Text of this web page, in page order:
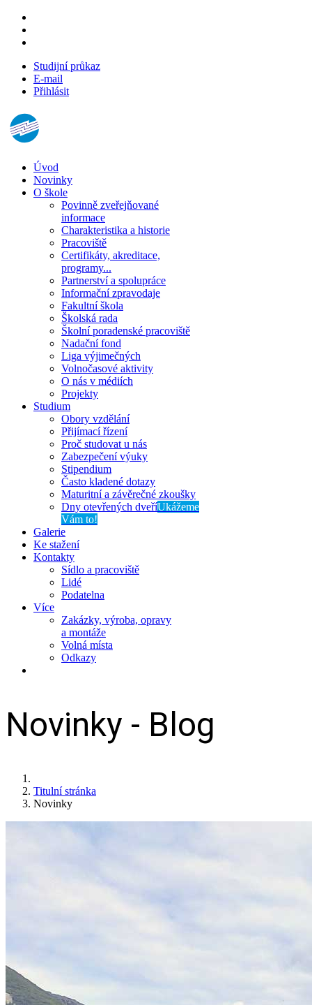
Studijní průkaz
E-mail
Přihlásit
Úvod
Novinky
O škole
Povinně zveřejňované
informace
Charakteristika a historie
Pracoviště
Certifikáty, akreditace,
programy...
Partnerství a spolupráce
Informační zpravodaje
Fakultní škola
Školská rada
Školní poradenské pracoviště
Nadační fond
Liga výjimečných
Volnočasové aktivity
O nás v médiích
Projekty
Studium
Obory vzdělání
Přijímací řízení
Proč studovat u nás
Zabezpečení výuky
Stipendium
Často kladené dotazy
Maturitní a závěrečné zkoušky
Dny otevřených dveříUkážeme
Vám to!
Galerie
Ke stažení
Kontakty
Sídlo a pracoviště
Lidé
Podatelna
Více
Zakázky, výroba, opravy
a montáže
Volná místa
Odkazy
Novinky - Blog
Titulní stránka
Novinky